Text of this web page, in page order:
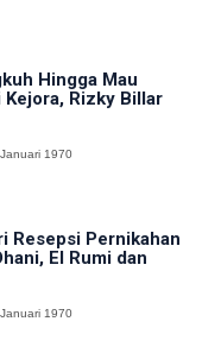
Hingga Mau
Rizky Billar
1970
Resepsi Pernikahan
El Rumi dan
1970